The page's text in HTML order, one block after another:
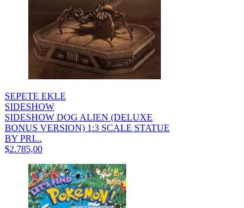
SEPETE EKLE
SIDESHOW
SIDESHOW DOG ALIEN (DELUXE
BONUS VERSION) 1:3 SCALE STATUE
BY PRI...
$2.785,00